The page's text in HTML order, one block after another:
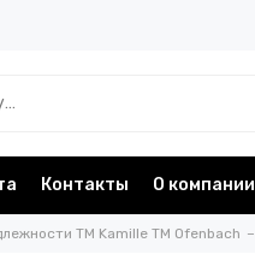
Контакты О компании
TM Kamille TM Ofenbach